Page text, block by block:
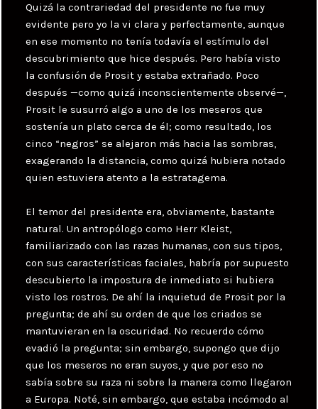
Quizá la contrariedad del presidente no fue muy
evidente pero yo la vi clara y perfectamente, aunque
en ese momento no tenía todavía el estímulo del
descubrimiento que hice después. Pero había visto
la confusión de Prosit y estaba extrañado. Poco
después —como quizá inconscientemente observé—,
Prosit le susurró algo a uno de los meseros que
sostenía un plato cerca de él; como resultado, los
cinco “negros” se alejaron más hacia las sombras,
exagerando la distancia, como quizá hubiera notado
quien estuviera atento a la estratagema.
El temor del presidente era, obviamente, bastante
natural. Un antropólogo como Herr Kleist,
familiarizado con las razas humanas, con sus tipos,
con sus características faciales, habría por supuesto
descubierto la impostura de inmediato si hubiera
visto los rostros. De ahí la inquietud de Prosit por la
pregunta; de ahí su orden de que los criados se
mantuvieran en la oscuridad. No recuerdo cómo
evadió la pregunta; sin embargo, supongo que dijo
que los meseros no eran suyos, y que por eso no
sabía sobre su raza ni sobre la manera como llegaron
a Europa. Noté, sin embargo, que estaba incómodo al